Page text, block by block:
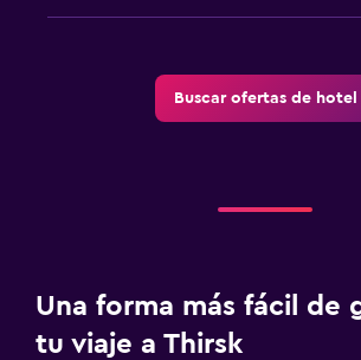
Buscar ofertas de hotel
Una forma más fácil de
tu viaje a Thirsk